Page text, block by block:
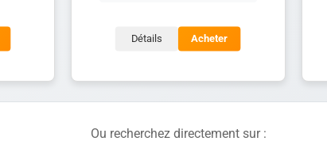
Détails Acheter
Ou recherchez directement sur :